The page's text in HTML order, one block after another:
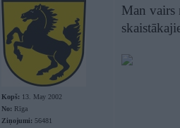
Kopš: 13. May 2002
No: Rīga
Ziņojumi: 56481
Man vairs